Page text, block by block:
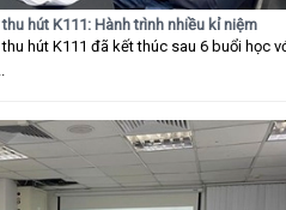
hút K111: Hành trình nhiều kỉ niệm
hút K111 đã kết thúc sau 6 buổi học